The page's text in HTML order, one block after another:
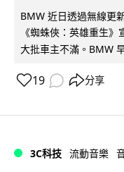
BMW 近日透過無線更
《蜘蛛俠：英雄重生
大批車主不滿。BMW
19 分享
3C科技 流動音樂